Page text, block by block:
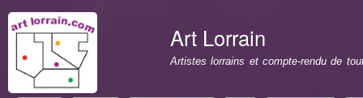
Art Lorrain
Artistes lorrains et compte-rendu de